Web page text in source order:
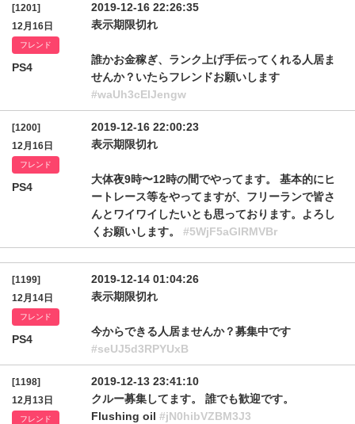
[1201]
12月16日
フレンド
PS4
2019-12-16 22:26:35
表示期限切れ
誰かお金稼ぎ、ランク上げ手伝ってくれる人居ま
せんか？いたらフレンドお願いします
#waUh3cElJengw
[1200]
12月16日
フレンド
PS4
2019-12-16 22:00:23
表示期限切れ
大体夜9時〜12時の間でやってます。 基本的にヒ
ートレース等をやってますが、フリーランで皆さ
んとワイワイしたいとも思っております。よろし
くお願いします。 #5WjF5aGlRMVBr
[1199]
12月14日
フレンド
PS4
2019-12-14 01:04:26
表示期限切れ
今からできる人居ませんか？募集中です
#seUJ5d3RPYUxB
[1198]
12月13日
フレンド
2019-12-13 23:41:10
クルー募集してます。 誰でも歓迎です。
Flushing oil #jN0hibVZBM3J3